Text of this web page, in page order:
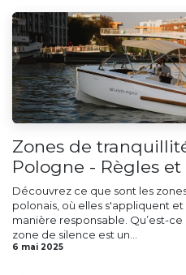
Zones de
Pologne - Règles
Découvrez ce que sont les
polonais, où elles s'appliquent
manière responsable. Qu’est-
zone de silence est un...
6 mai 2025